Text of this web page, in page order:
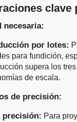
clave
necesaria:
por lotes:
para fundición,
supera los
de escala.
de precisión:
precisión: Para